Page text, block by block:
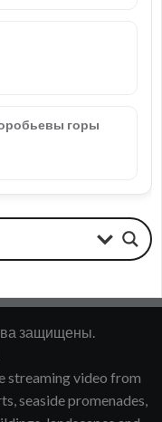
горы
защищены.
streaming video from
seaside promenades,